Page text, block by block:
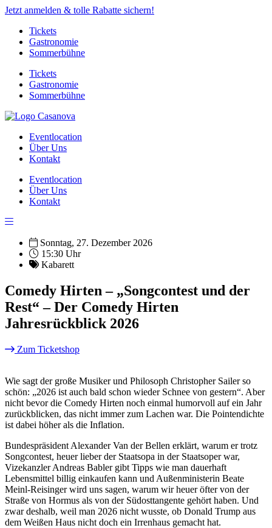
Jetzt anmelden & tolle Rabatte sichern!
Tickets
Gastronomie
Sommerbühne
Tickets
Gastronomie
Sommerbühne
Eventlocation
Über Uns
Kontakt
Eventlocation
Über Uns
Kontakt
Sonntag, 27. Dezember 2026
15:30 Uhr
Kabarett
Comedy Hirten – „Songcontest und der
Rest“ – Der Comedy Hirten
Jahresrückblick 2026
Zum Ticketshop
Wie sagt der große Musiker und Philosoph Christopher Sailer so
schön: „2026 ist auch bald schon wieder Schnee von gestern“. Aber
nicht bevor die Comedy Hirten noch einmal humorvoll auf ein Jahr
zurückblicken, das nicht immer zum Lachen war. Die Pointendichte
ist dabei höher als die Inflation.
Bundespräsident Alexander Van der Bellen erklärt, warum er trotz
Songcontest, heuer lieber der Staatsopa in der Staatsoper war,
Vizekanzler Andreas Babler gibt Tipps wie man dauerhaft
Lebensmittel billig einkaufen kann und Außenministerin Beate
Meinl-Reisinger wird uns sagen, warum wir heuer öfter von der
Straße von Hormus als von der Südosttangente gehört haben. Und
zwar deshalb, weil man 2026 nicht wusste, ob Donald Trump aus
dem Weißen Haus nicht doch ein Irrenhaus gemacht hat.